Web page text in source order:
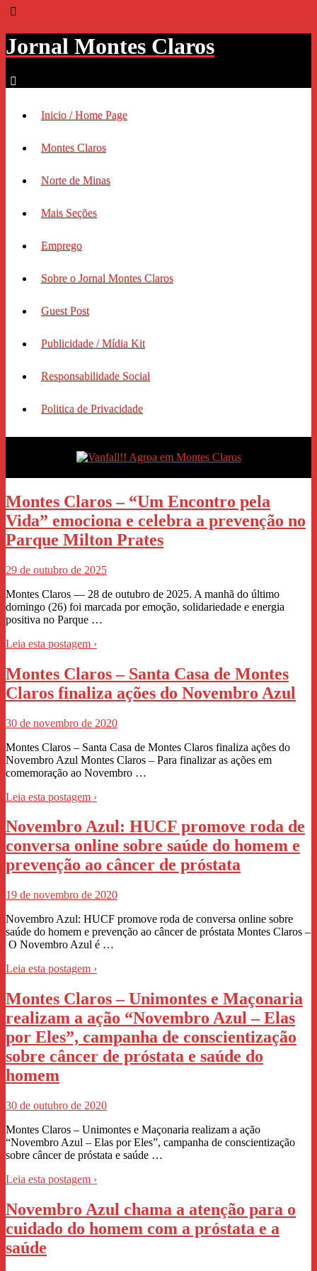
Jornal Montes Claros
Inicio / Home Page
Montes Claros
Norte de Minas
Mais Seções
Emprego
Sobre o Jornal Montes Claros
Guest Post
Publicidade / Mídia Kit
Responsabilidade Social
Politica de Privacidade
Montes Claros – “Um Encontro pela
Vida” emociona e celebra a prevenção no
Parque Milton Prates
29 de outubro de 2025
Montes Claros — 28 de outubro de 2025. A manhã do último
domingo (26) foi marcada por emoção, solidariedade e energia
positiva no Parque …
Leia esta postagem ›
Montes Claros – Santa Casa de Montes
Claros finaliza ações do Novembro Azul
30 de novembro de 2020
Montes Claros – Santa Casa de Montes Claros finaliza ações do
Novembro Azul Montes Claros – Para finalizar as ações em
comemoração ao Novembro …
Leia esta postagem ›
Novembro Azul: HUCF promove roda de
conversa online sobre saúde do homem e
prevenção ao câncer de próstata
19 de novembro de 2020
Novembro Azul: HUCF promove roda de conversa online sobre
saúde do homem e prevenção ao câncer de próstata Montes Claros –
O Novembro Azul é …
Leia esta postagem ›
Montes Claros – Unimontes e Maçonaria
realizam a ação “Novembro Azul – Elas
por Eles”, campanha de conscientização
sobre câncer de próstata e saúde do
homem
30 de outubro de 2020
Montes Claros – Unimontes e Maçonaria realizam a ação
“Novembro Azul – Elas por Eles”, campanha de conscientização
sobre câncer de próstata e saúde …
Leia esta postagem ›
Novembro Azul chama a atenção para o
cuidado do homem com a próstata e a
saúde